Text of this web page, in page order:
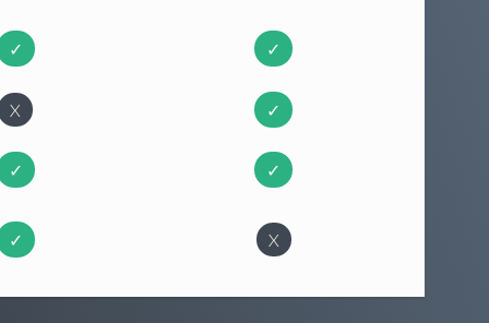
✓ ✓
X ✓
✓ ✓
✓ X